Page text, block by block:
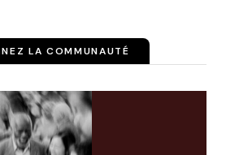
LA COMMUNAUTÉ